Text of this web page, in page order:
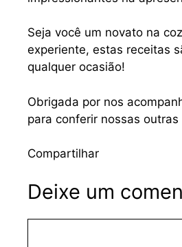
Seja você um novato na
experiente, estas receitas
qualquer ocasião!
Obrigada por nos
para conferir nossas outras
Compartilhar
Deixe um